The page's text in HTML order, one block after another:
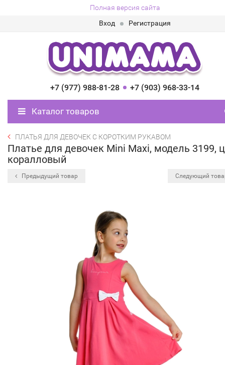
Полная версия сайта
Вход
Регистрация
+7 (977) 988-81-28 +7 (903) 968-33-14
Каталог товаров
ПЛАТЬЯ ДЛЯ ДЕВОЧЕК С КОРОТКИМ РУКАВОМ
Платье для девочек Mini Maxi, модель 3199,
коралловый
Предыдущий товар Следующий